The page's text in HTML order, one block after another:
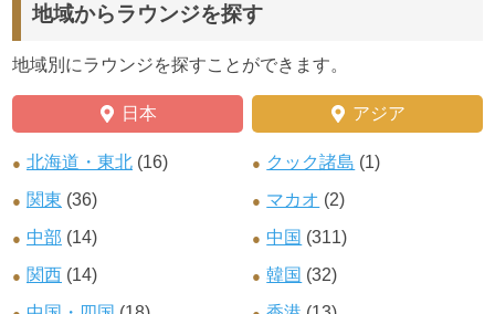
地域からラウンジを探す
地域別にラウンジを探すことができます。
日本
北海道・東北 (16)
関東 (36)
中部 (14)
関西 (14)
アジア
クック諸島 (1)
マカオ (2)
中国 (311)
韓国 (32)